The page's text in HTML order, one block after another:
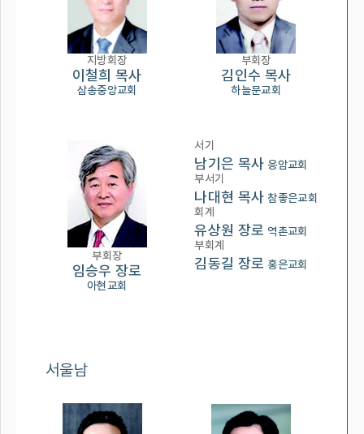
지방회장
이철희 목사
삼송중앙교회
부회장
김인수 목사
하늘문교회
부회장
임승우 장로
아현교회
서기
남기은 목사 응암교회
부서기
나대현 목사 참좋은교회
회계
유상원 장로 역촌교회
부회계
김동길 장로 홍은교회
서울남